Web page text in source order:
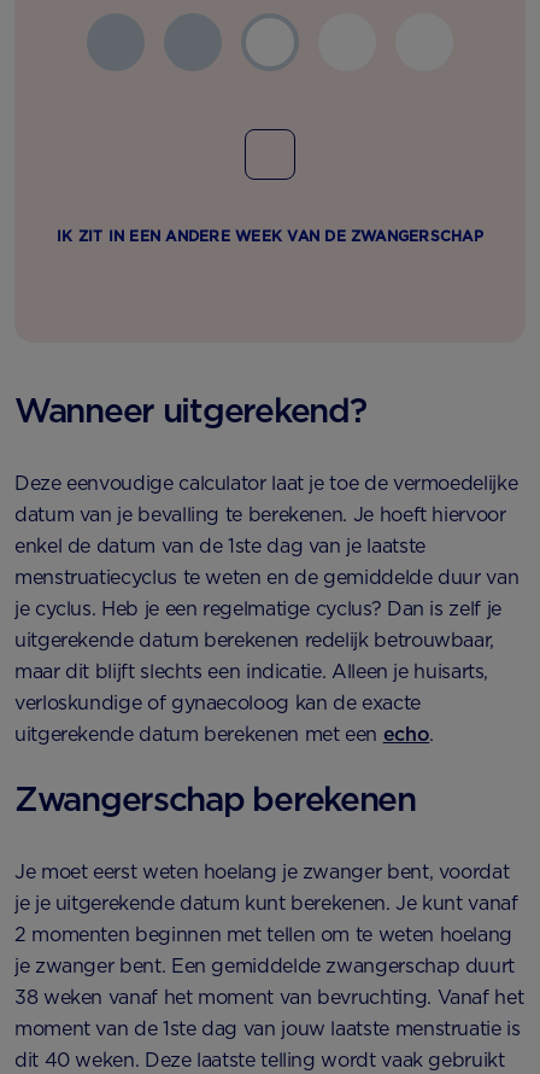
IK ZIT IN EEN ANDERE WEEK VAN DE ZWANGERSCHAP
Wanneer uitgerekend?
Deze eenvoudige calculator laat je toe de vermoedelijke
datum van je bevalling te berekenen. Je hoeft hiervoor
enkel de datum van de 1ste dag van je laatste
menstruatiecyclus te weten en de gemiddelde duur van
je cyclus. Heb je een regelmatige cyclus? Dan is zelf je
uitgerekende datum berekenen redelijk betrouwbaar,
maar dit blijft slechts een indicatie. Alleen je huisarts,
verloskundige of gynaecoloog kan de exacte
uitgerekende datum berekenen met een echo.
Zwangerschap berekenen
Je moet eerst weten hoelang je zwanger bent, voordat
je je uitgerekende datum kunt berekenen. Je kunt vanaf
2 momenten beginnen met tellen om te weten hoelang
je zwanger bent. Een gemiddelde zwangerschap duurt
38 weken vanaf het moment van bevruchting. Vanaf het
moment van de 1ste dag van jouw laatste menstruatie is
dit 40 weken. Deze laatste telling wordt vaak gebruikt